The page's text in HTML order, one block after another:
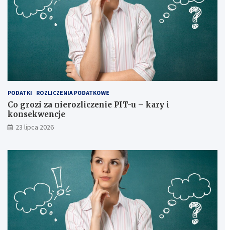
PODATKI ROZLICZENIA PODATKOWE
Co grozi za nierozliczenie PIT-u – kary i
konsekwencje
23 lipca 2026